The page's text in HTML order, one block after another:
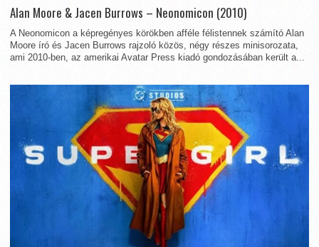
Alan Moore & Jacen Burrows – Neonomicon (2010)
A Neonomicon a képregényes körökben afféle félistennek számító Alan
Moore író és Jacen Burrows rajzoló közös, négy részes minisorozata,
ami 2010-ben, az amerikai Avatar Press kiadó gondozásában került a...